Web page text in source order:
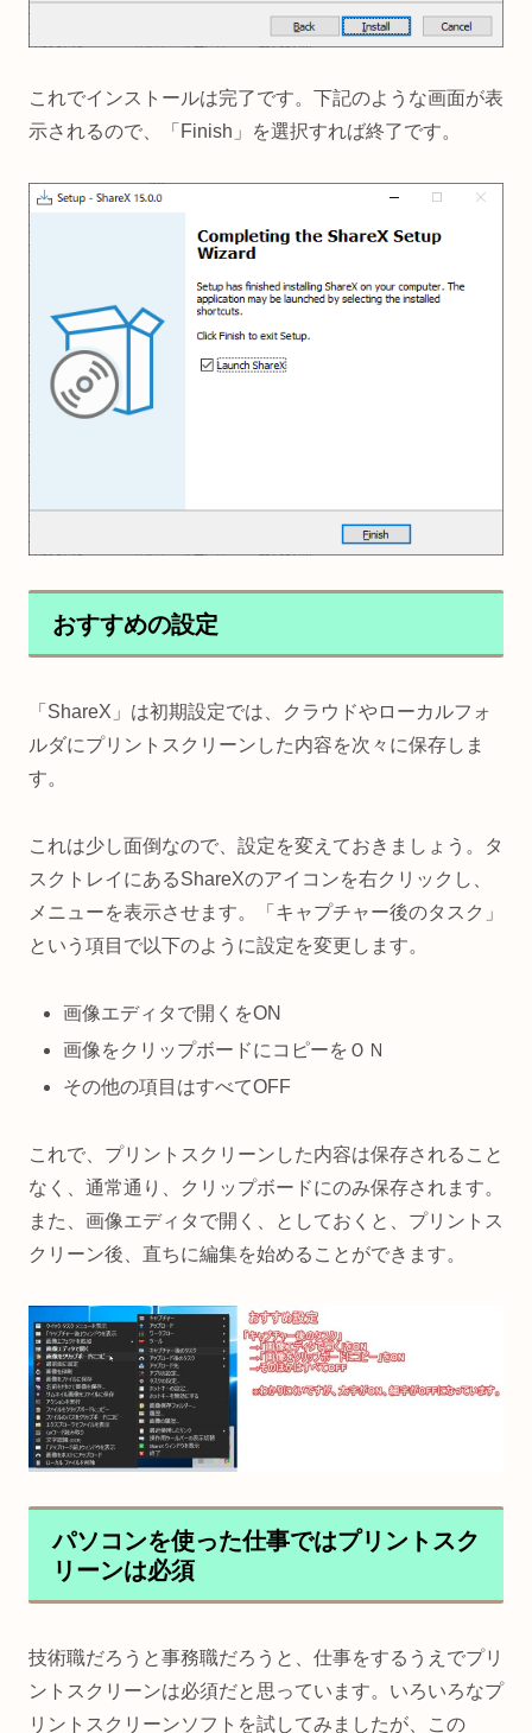
これでインストールは完了です。下記のような画面が表
示されるので、「Finish」を選択すれば終了です。
おすすめの設定
「ShareX」は初期設定では、クラウドやローカルフォ
ルダにプリントスクリーンした内容を次々に保存しま
す。
これは少し面倒なので、設定を変えておきましょう。タ
スクトレイにあるShareXのアイコンを右クリックし、
メニューを表示させます。「キャプチャー後のタスク」
という項目で以下のように設定を変更します。
画像エディタで開くをON
画像をクリップボードにコピーをＯＮ
その他の項目はすべてOFF
これで、プリントスクリーンした内容は保存されること
なく、通常通り、クリップボードにのみ保存されます。
また、画像エディタで開く、としておくと、プリントス
クリーン後、直ちに編集を始めることができます。
パソコンを使った仕事ではプリントスク
リーンは必須
技術職だろうと事務職だろうと、仕事をするうえでプリ
ントスクリーンは必須だと思っています。いろいろなプ
リントスクリーンソフトを試してみましたが、この